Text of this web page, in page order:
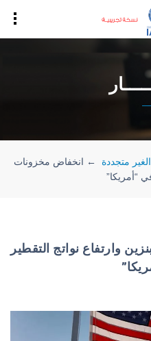
متجددة ← انخفاض مخزونات
“أمريكا”
وارتفاع نواتج التقطير